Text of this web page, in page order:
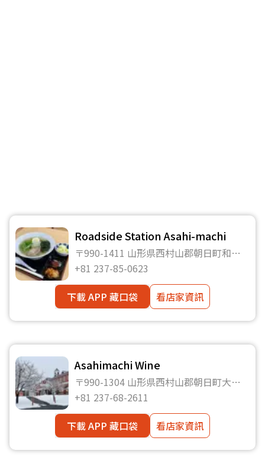
Roadside Station Asahi-machi
〒990-1411 山形県西村山郡朝日町和合
北又２７２４
+81 237-85-0623
下載 APP 藏口袋
看店家資訊
Asahimachi Wine
〒990-1304 山形県西村山郡朝日町大谷
高野1080番地
+81 237-68-2611
下載 APP 藏口袋
看店家資訊